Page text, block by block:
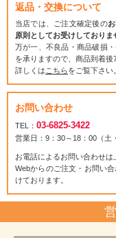
返品・交換について
当店では、ご注文確定後の
原則としてお受けしておりま
万が一、不良品・商品破損
を承りますので、商品到着後
詳しくは こちらをご覧下さい。
お問い合わせ
TEL： 03-6825-3422
営業日：9：30～18：00（土
お電話によるお問い合わせは
Webからのご注文・お問い
けております。